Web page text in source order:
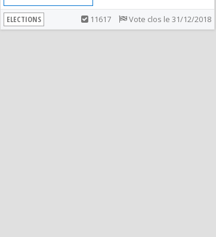
ELECTIONS 11617 Vote clos le 31/12/2018